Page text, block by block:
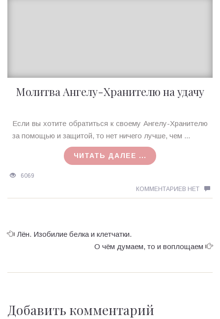
Молитва Ангелу-Хранителю на удачу
Ирина
MagicTantra
Если вы хотите обратиться к своему Ангелу-Хранителю
за помощью и защитой, то нет ничего лучше, чем ...
ЧИТАТЬ ДАЛЕЕ ...
6069
КОММЕНТАРИЕВ НЕТ
Лён. Изобилие белка и клетчатки.
О чём думаем, то и воплощаем
Добавить комментарий